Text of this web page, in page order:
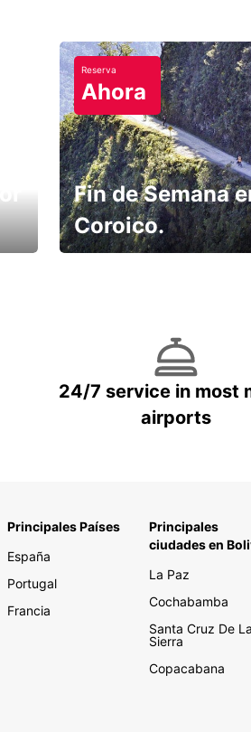
Reserva
Ahora
Fin de Semana
Coroico.
24/7 service in most
airports
Principales Países
España
Portugal
Francia
Principales
ciudades en
La Paz
Cochabamba
Santa Cruz De La
Sierra
Copacabana